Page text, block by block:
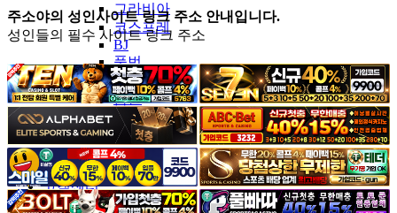
그라비아
코스프레
BJ
품번
후방주의
움짤
스포츠
기타
야썰
고객센터
주소야의 성인사이트 링크 주소 안내입니다.
성인들의 필수 사이트 링크 주소